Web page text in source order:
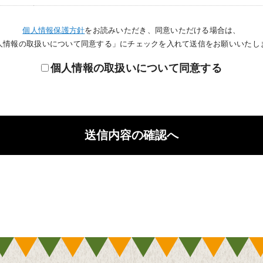
個人情報保護方針をお読みいただき、同意いただける場合は、
情報の取扱いについて同意する」にチェックを入れて送信をお願いいたし
個人情報の取扱いについて同意する
送信内容の確認へ